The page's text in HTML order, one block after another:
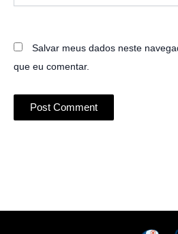
Salvar meus dados neste
que eu comentar.